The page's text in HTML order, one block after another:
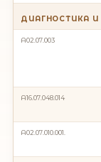
ДИАГНОСТИКА И
A02.07.003
A16.07.048.014
A02.07.010.001.